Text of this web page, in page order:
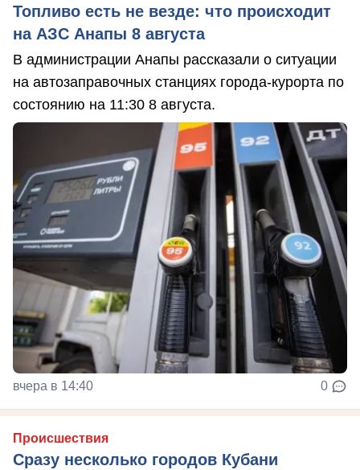
Топливо есть не везде: что происходит
на АЗС Анапы 8 августа
В администрации Анапы рассказали о ситуации
на автозаправочных станциях города-курорта по
состоянию на 11:30 8 августа.
вчера в 14:40 0
Происшествия
Сразу несколько городов Кубани